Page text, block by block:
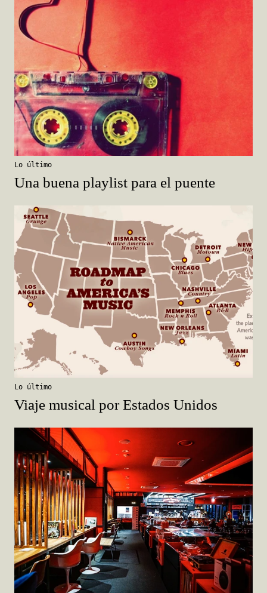
Lo último
Una buena playlist para el puente
Viaje musical por Estados Unidos